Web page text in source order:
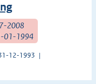
2008
01-1994
12-1993